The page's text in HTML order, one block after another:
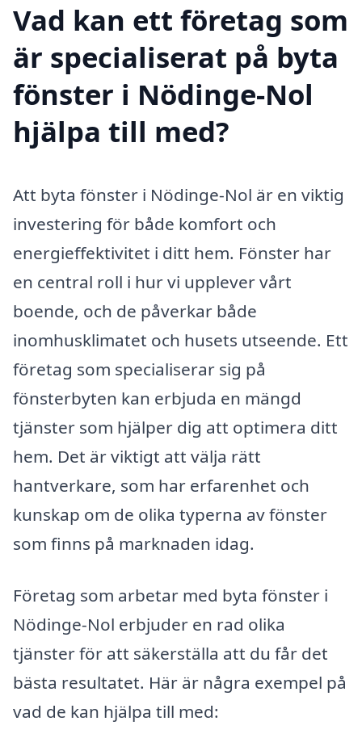
Vad kan ett företag som
är specialiserat på byta
fönster i Nödinge-Nol
hjälpa till med?
Att byta fönster i Nödinge-Nol är en viktig
investering för både komfort och
energieffektivitet i ditt hem. Fönster har
en central roll i hur vi upplever vårt
boende, och de påverkar både
inomhusklimatet och husets utseende. Ett
företag som specialiserar sig på
fönsterbyten kan erbjuda en mängd
tjänster som hjälper dig att optimera ditt
hem. Det är viktigt att välja rätt
hantverkare, som har erfarenhet och
kunskap om de olika typerna av fönster
som finns på marknaden idag.
Företag som arbetar med byta fönster i
Nödinge-Nol erbjuder en rad olika
tjänster för att säkerställa att du får det
bästa resultatet. Här är några exempel på
vad de kan hjälpa till med: